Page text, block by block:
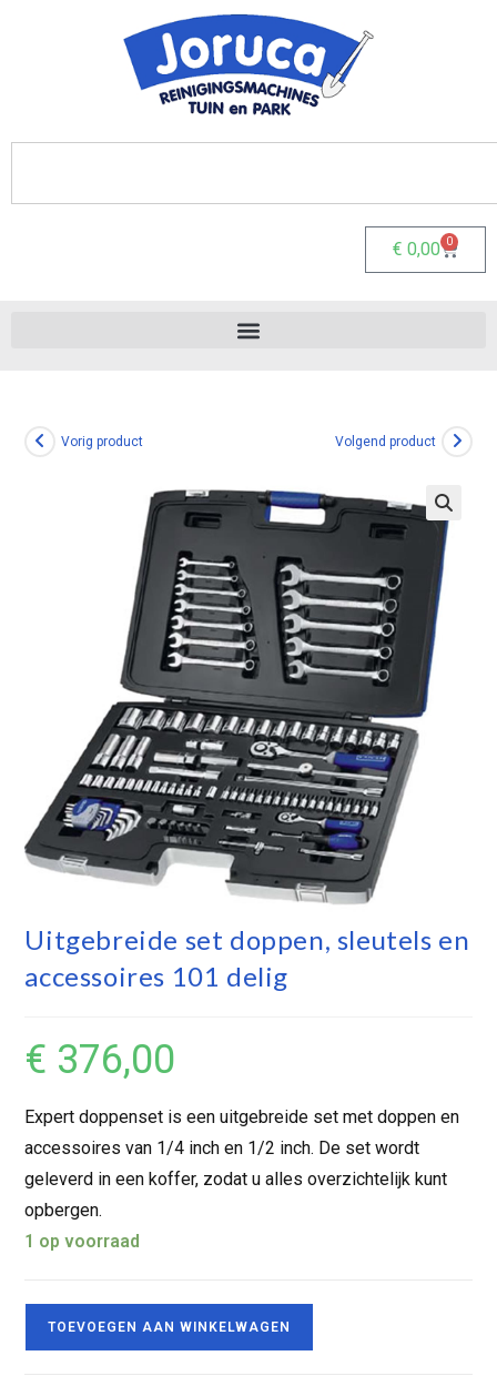
€ 0,00 0
Vorig product Volgend product
Uitgebreide set doppen, sleutels en
accessoires 101 delig
€ 376,00
Expert doppenset is een uitgebreide set met doppen en
accessoires van 1/4 inch en 1/2 inch. De set wordt
geleverd in een koffer, zodat u alles overzichtelijk kunt
opbergen.
1 op voorraad
TOEVOEGEN AAN WINKELWAGEN